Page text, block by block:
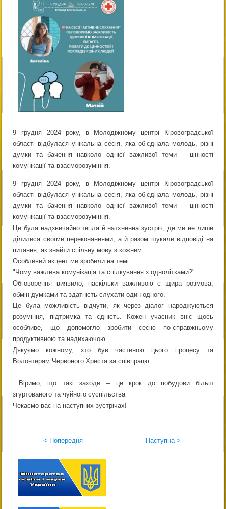
9 грудня 2024 року, в Молодіжному центрі Кіровоградської
області відбулася унікальна сесія, яка об’єднала молодь, різні
думки та бачення навколо однієї важливої теми – цінності
комунікації та взаєморозуміння.
9 грудня 2024 року, в Молодіжному центрі Кіровоградської
області відбулася унікальна сесія, яка об’єднала молодь, різні
думки та бачення навколо однієї важливої теми – цінності
комунікації та взаєморозуміння.
Це була надзвичайно тепла й натхненна зустріч, де ми не лише
ділилися своїми переконаннями, а й разом шукали відповіді на
питання, як знайти спільну мову з кожним.
Особливий акцент ми зробили на темі:
"Чому важлива комунікація та спілкування з однолітками?"
Обговорення виявило, наскільки важливою є щира розмова,
обмін думками та здатність слухати один одного.
Це була можливість відчути, як через діалог народжуються
розуміння, підтримка та єдність. Кожен учасник вніс щось
особливе, що допомогло зробити сесію по-справжньому
продуктивною та надихаючою.
Дякуємо кожному, хто був частиною цього процесу та
Волонтерам Червоного Хреста за співпрацю
Віримо, що такі заходи – це крок до побудови більш
згуртованого та чуйного суспільства
Чекаємо вас на наступних зустрічах!
< Попередня Наступна >